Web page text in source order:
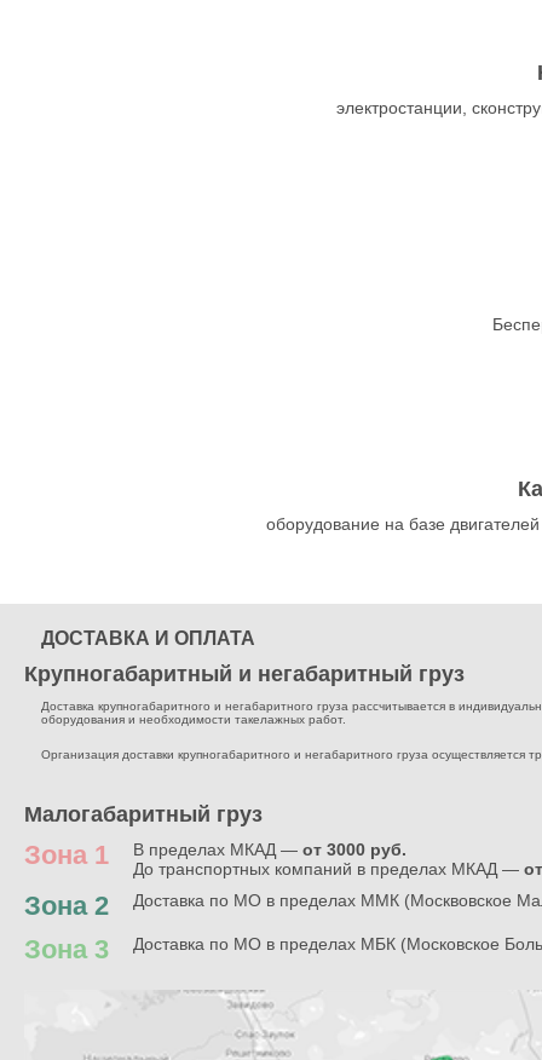
электростанции,
оборудование на базе
ДОСТАВКА И ОПЛАТА
Крупногабаритный и негабаритный груз
Доставка крупногабаритного и негабаритного груза рассчитывается в
оборудования и необходимости такелажных работ.
Организация доставки крупногабаритного и негабаритного груза
Малогабаритный груз
Зона 1 В пределах МКАД — от 3000 руб.
До транспортных компаний в пределах МКАД —
Зона 2 Доставка по МО в пределах ММК (Москвовское
Зона 3 Доставка по МО в пределах МБК (Московское